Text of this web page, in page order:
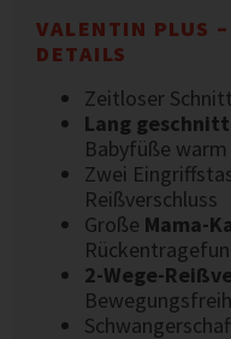
VALENTIN PLUS
DETAILS
Zeitloser
Lang
Babyfüße warm
Zwei
Reißverschluss
Große Mama-
2-Wege-